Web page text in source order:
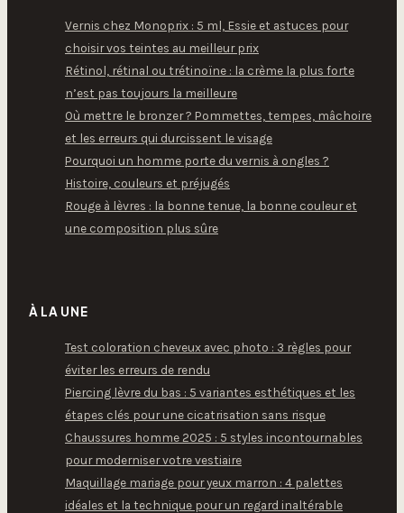
Vernis chez Monoprix : 5 ml, Essie et astuces pour
choisir vos teintes au meilleur prix
Rétinol, rétinal ou trétinoïne : la crème la plus forte
n’est pas toujours la meilleure
Où mettre le bronzer ? Pommettes, tempes, mâchoire
et les erreurs qui durcissent le visage
Pourquoi un homme porte du vernis à ongles ?
Histoire, couleurs et préjugés
Rouge à lèvres : la bonne tenue, la bonne couleur et
une composition plus sûre
À LA UNE
Test coloration cheveux avec photo : 3 règles pour
éviter les erreurs de rendu
Piercing lèvre du bas : 5 variantes esthétiques et les
étapes clés pour une cicatrisation sans risque
Chaussures homme 2025 : 5 styles incontournables
pour moderniser votre vestiaire
Maquillage mariage pour yeux marron : 4 palettes
idéales et la technique pour un regard inaltérable